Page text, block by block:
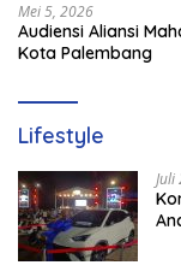
Mei 5, 2026
Audiensi Aliansi
Kota Palembang
Lifestyle
Juli